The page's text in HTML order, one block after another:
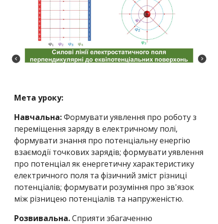
Мета уроку:
Навчальна:Формувати уявлення про роботу з
переміщення заряду в електричному полі,
формувати знання про потенціальну енергію
взаємодії точкових зарядів; формувати уявлення
про потенціал як енергетичну характеристику
електричного поля та фізичний зміст різниці
потенціалів; формувати розуміння про зв'язок
між різницею потенціалів та напруженістю.
Розвивальна.Сприяти збагаченню